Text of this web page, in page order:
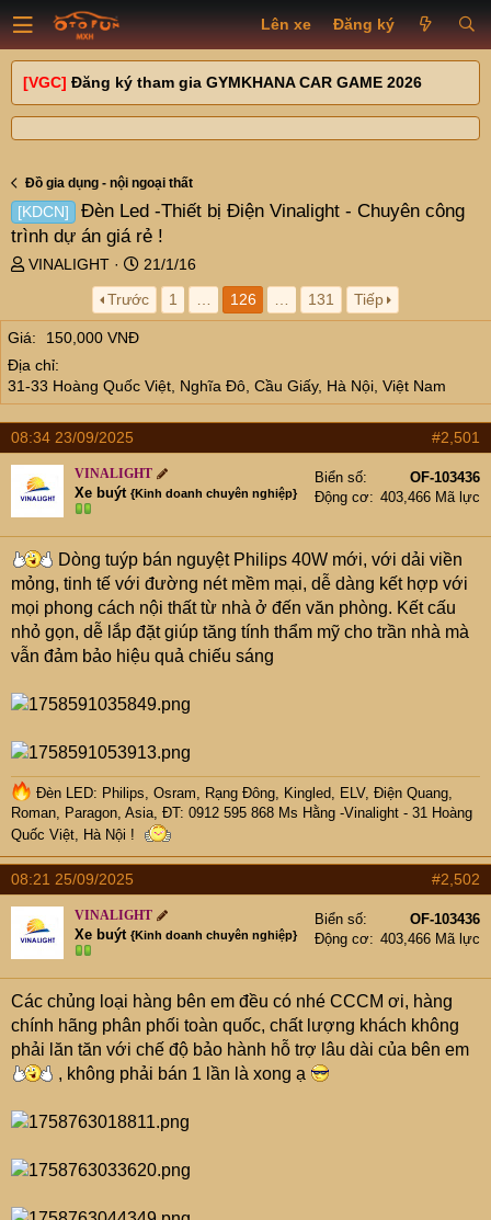
Lên xe Đăng ký
[VGC] Đăng ký tham gia GYMKHANA CAR GAME 2026
Đồ gia dụng - nội ngoại thất
[KDCN]
Đèn Led -Thiết bị Điện Vinalight - Chuyên công
trình dự án giá rẻ !
T
e
a
d
s
t
a
r
t
e
VINALIGHT
N
g
à
y
i
21/1/16
Trước
1 126 131 Tiếp
Giá
150,000 VNĐ
Địa chỉ
31-33 Hoàng Quốc Việt, Nghĩa Đô, Cầu Giấy, Hà Nội, Việt Nam
08:34 23/09/2025 #2,501
VINALIGHT
Xe buýt {Kinh doanh chuyên nghiệp}
Biển số
OF-103436
Động cơ
403,466 Mã lực
Dòng tuýp bán nguyệt Philips 40W mới, với dải viền
mỏng, tinh tế với đường nét mềm mại, dễ dàng kết hợp với
mọi phong cách nội thất từ nhà ở đến văn phòng. Kết cấu
nhỏ gọn, dễ lắp đặt giúp tăng tính thẩm mỹ cho trần nhà mà
vẫn đảm bảo hiệu quả chiếu sáng
Đèn LED: Philips, Osram, Rạng Đông, Kingled, ELV, Điện Quang,
Roman, Paragon, Asia, ĐT: 0912 595 868 Ms Hằng -Vinalight - 31 Hoàng
Quốc Việt, Hà Nội !
08:21 25/09/2025 #2,502
VINALIGHT
Xe buýt {Kinh doanh chuyên nghiệp}
Biển số
OF-103436
Động cơ
403,466 Mã lực
Các chủng loại hàng bên em đều có nhé CCCM ơi, hàng
chính hãng phân phối toàn quốc, chất lượng khách không
phải lăn tăn với chế độ bảo hành hỗ trợ lâu dài của bên em
, không phải bán 1 lần là xong ạ